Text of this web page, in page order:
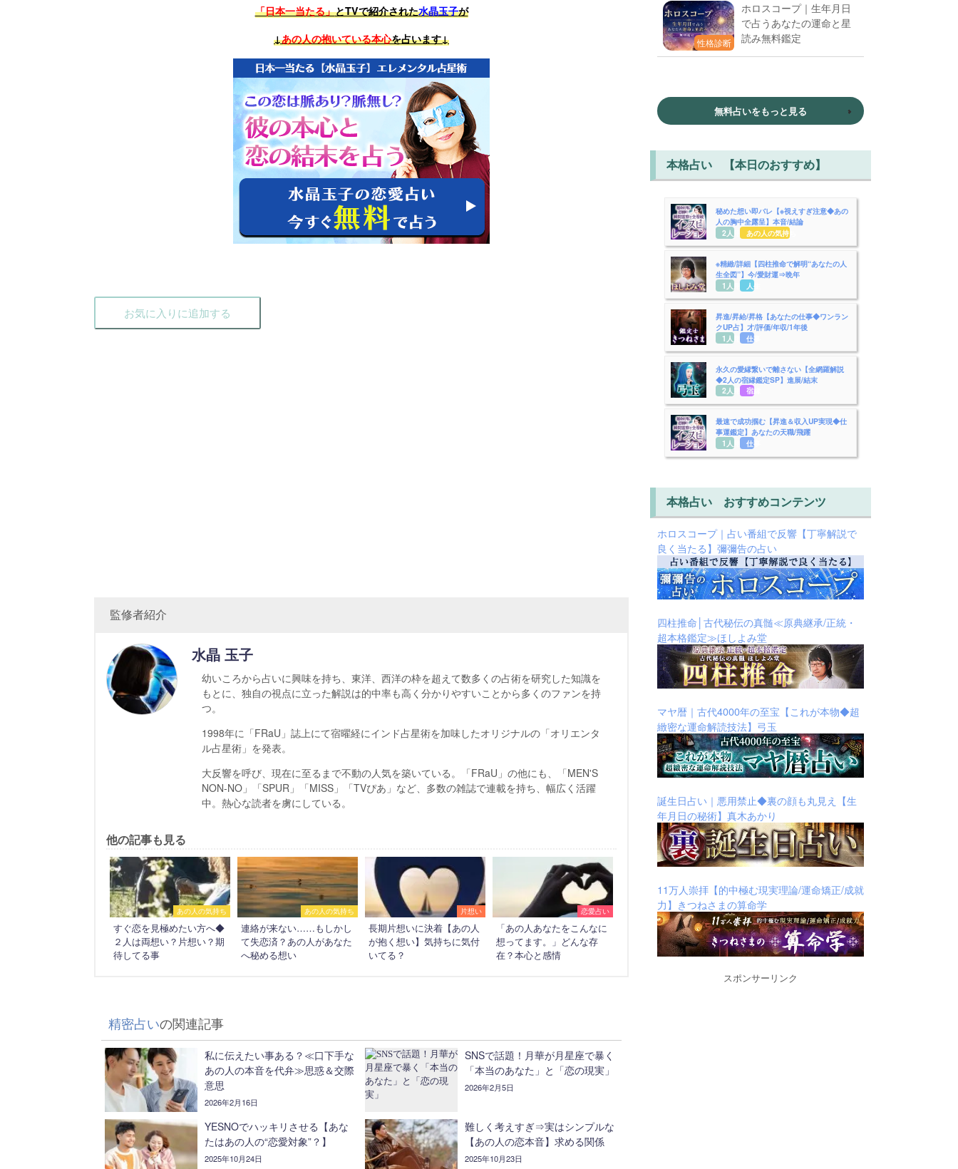
「日本一当たる」とTVで紹介された水晶玉子が
↓あの人の抱いている本心を占います↓
お気に入りに追加する
監修者紹介
水晶 玉子
幼いころから占いに興味を持ち、東洋、西洋の枠を超えて数多くの占術を研究した知識を
もとに、独自の視点に立った解説は的中率も高く分かりやすいことから多くのファンを持
つ。
1998年に「FRaU」誌上にて宿曜経にインド占星術を加味したオリジナルの「オリエンタ
ル占星術」を発表。
大反響を呼び、現在に至るまで不動の人気を築いている。「FRaU」の他にも、「MEN'S
NON-NO」「SPUR」「MISS」「TVぴあ」など、多数の雑誌で連載を持ち、幅広く活躍
中。熱心な読者を虜にしている。
他の記事も見る
あの人の気持ち
すぐ恋を見極めたい方へ◆
２人は両想い？片想い？期
待してる事
あの人の気持ち
連絡が来ない……もしかし
て失恋済？あの人があなた
へ秘める想い
片想い
長期片想いに決着【あの人
が抱く想い】気持ちに気付
いてる？
恋愛占い
「あの人あなたをこんなに
想ってます。」どんな存
在？本心と感情
精密占いの関連記事
私に伝えたい事ある？≪口下手な
あの人の本音を代弁≫思惑＆交際
意思
2026年2月16日
SNSで話題！月華が月星座で暴く
「本当のあなた」と「恋の現実」
2026年2月5日
YESNOでハッキリさせる【あな
たはあの人の“恋愛対象”？】
2025年10月24日
難しく考えすぎ⇒実はシンプルな
【あの人の恋本音】求める関係
2025年10月23日
性格診断
ホロスコープ｜生年月日
で占うあなたの運命と星
読み無料鑑定
無料占いをもっと見る
本格占い 【本日のおすすめ】
秘めた想い即バレ【※視えすぎ注意◆あの
人の胸中全露呈】本音/結論
2人用 あの人の気持ち
※精緻/詳細【四柱推命で解明“あなたの人
生全図”】今/愛財運⇒晩年
1人用
人生
昇進/昇給/昇格【あなたの仕事◆ワンラン
クUP占】才/評価/年収/1年後
1人用 仕事
永久の愛縁繋いで離さない【全網羅解説
◆2人の宿縁鑑定SP】進展/結末
2人用 宿縁
最速で成功掴む【昇進＆収入UP実現◆仕
事運鑑定】あなたの天職/飛躍
1人用
仕事
本格占い おすすめコンテンツ
ホロスコープ｜占い番組で反響【丁寧解説で
良く当たる】彌彌告の占い
四柱推命│古代秘伝の真髄≪原典継承/正統・
超本格鑑定≫ほしよみ堂
マヤ暦｜古代4000年の至宝【これが本物◆超
緻密な運命解読技法】弓玉
誕生日占い｜悪用禁止◆裏の顔も丸見え【生
年月日の秘術】真木あかり
11万人崇拝【的中極む現実理論/運命矯正/成就
力】きつねさまの算命学
スポンサーリンク